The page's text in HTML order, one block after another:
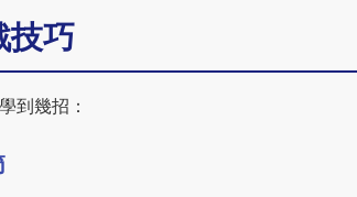
技巧
到幾招：